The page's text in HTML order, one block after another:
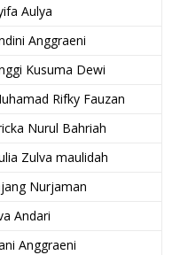
Aulya
Anggraeni
Kusuma Dewi
Rifky Fauzan
Nurul Bahriah
Zulva maulidah
Nurjaman
Andari
Anggraeni